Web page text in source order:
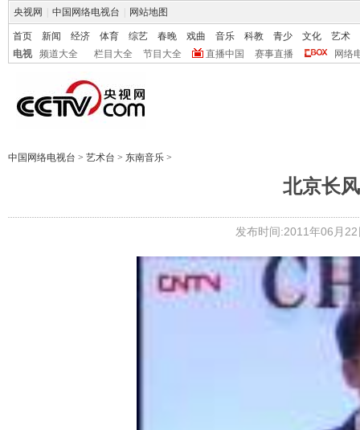
央视网 中国网络电视台 网站地图
首页 新闻 经济 体育 综艺 春晚 戏曲 音乐 科教 青少 文化
艺术
电视
频道大全 栏目大全 节目大全 直播中国 赛事直播 网络
中国网络电视台 > 艺术台 > 东南音乐 >
北京长
发布时间:2011年06月